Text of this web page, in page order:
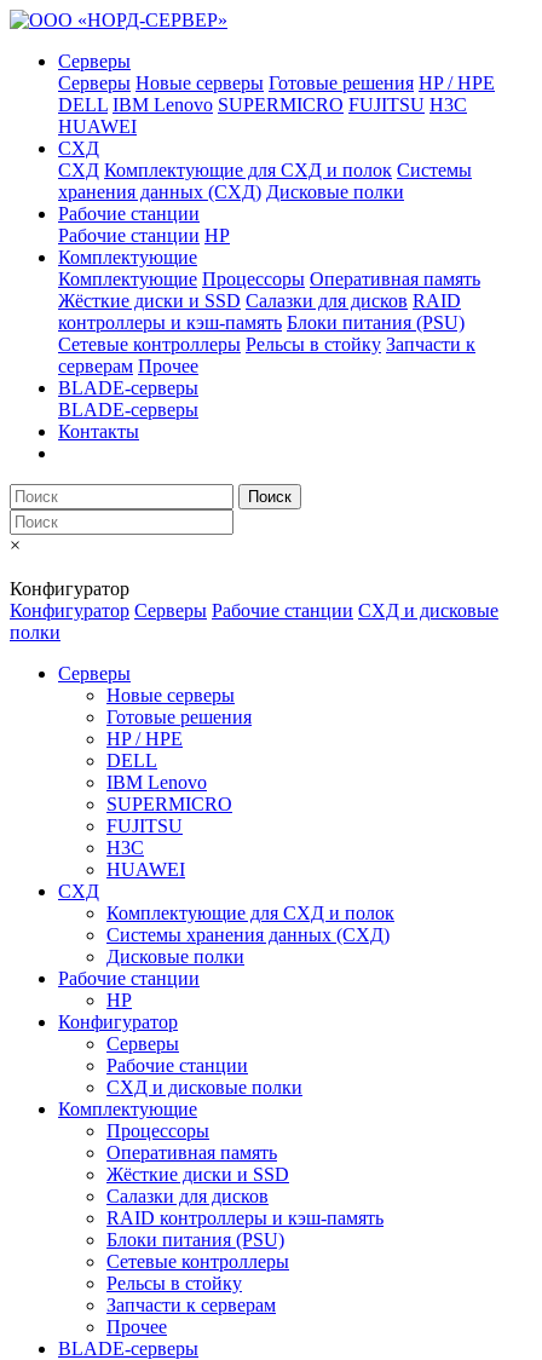
Серверы
Серверы Новые серверы Готовые решения HP / HPE
DELL IBM Lenovo SUPERMICRO FUJITSU H3C
HUAWEI
СХД
СХД Комплектующие для СХД и полок Системы
хранения данных (СХД) Дисковые полки
Рабочие станции
Рабочие станции HP
Комплектующие
Комплектующие Процессоры Оперативная память
Жёсткие диски и SSD Салазки для дисков RAID
контроллеры и кэш-память Блоки питания (PSU)
Сетевые контроллеры Рельсы в стойку Запчасти к
серверам Прочее
BLADE-серверы
BLADE-серверы
Контакты
Поиск
×
Конфигуратор
Конфигуратор Серверы Рабочие станции СХД и дисковые
полки
Серверы
Новые серверы
Готовые решения
HP / HPE
DELL
IBM Lenovo
SUPERMICRO
FUJITSU
H3C
HUAWEI
СХД
Комплектующие для СХД и полок
Системы хранения данных (СХД)
Дисковые полки
Рабочие станции
HP
Конфигуратор
Серверы
Рабочие станции
СХД и дисковые полки
Комплектующие
Процессоры
Оперативная память
Жёсткие диски и SSD
Салазки для дисков
RAID контроллеры и кэш-память
Блоки питания (PSU)
Сетевые контроллеры
Рельсы в стойку
Запчасти к серверам
Прочее
BLADE-серверы